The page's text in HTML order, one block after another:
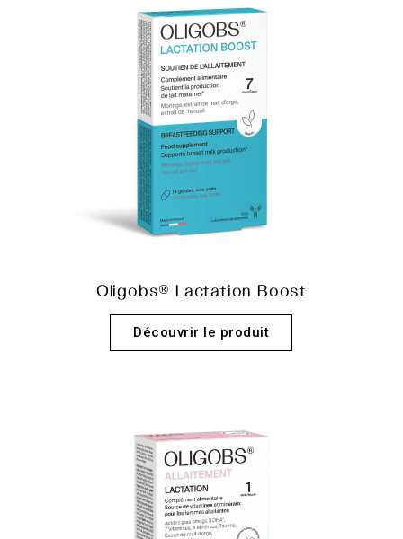
Oligobs® Lactation Boost
Découvrir le produit